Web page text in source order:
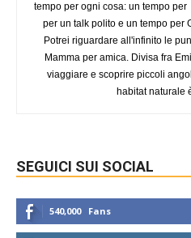
tempo per ogni cosa: un tempo
per un talk polito e un tempo per
Potrei riguardare all'infinito le
Mamma per amica. Divisa fra
viaggiare e scoprire piccoli
habitat naturale
SEGUICI SUI SOCIAL
540,000 Fans